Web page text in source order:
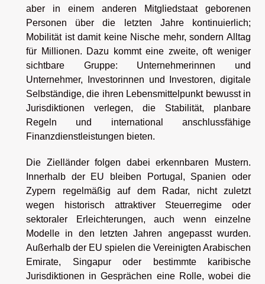
aber in einem anderen Mitgliedstaat geborenen
Personen über die letzten Jahre kontinuierlich;
Mobilität ist damit keine Nische mehr, sondern Alltag
für Millionen. Dazu kommt eine zweite, oft weniger
sichtbare Gruppe: Unternehmerinnen und
Unternehmer, Investorinnen und Investoren, digitale
Selbständige, die ihren Lebensmittelpunkt bewusst in
Jurisdiktionen verlegen, die Stabilität, planbare
Regeln und international anschlussfähige
Finanzdienstleistungen bieten.
Die Zielländer folgen dabei erkennbaren Mustern.
Innerhalb der EU bleiben Portugal, Spanien oder
Zypern regelmäßig auf dem Radar, nicht zuletzt
wegen historisch attraktiver Steuerregime oder
sektoraler Erleichterungen, auch wenn einzelne
Modelle in den letzten Jahren angepasst wurden.
Außerhalb der EU spielen die Vereinigten Arabischen
Emirate, Singapur oder bestimmte karibische
Jurisdiktionen in Gesprächen eine Rolle, wobei die